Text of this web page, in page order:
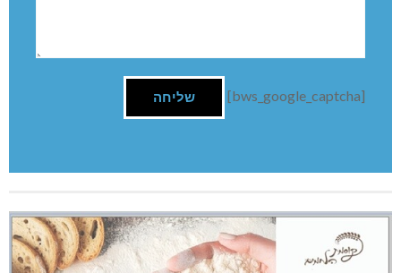
[bws_google_captcha]